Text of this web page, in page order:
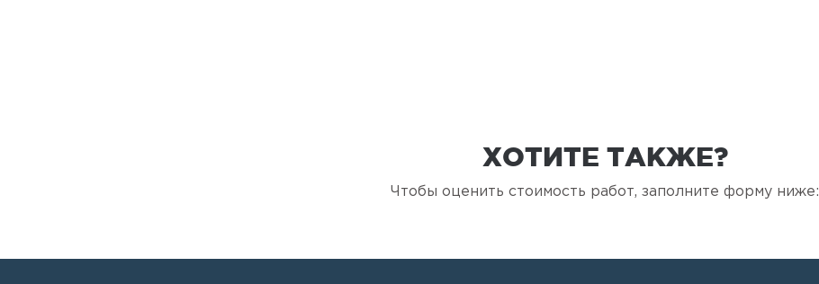
ХОТИТЕ ТАКЖЕ?
Чтобы оценить стоимость работ, заполните форму ниже: